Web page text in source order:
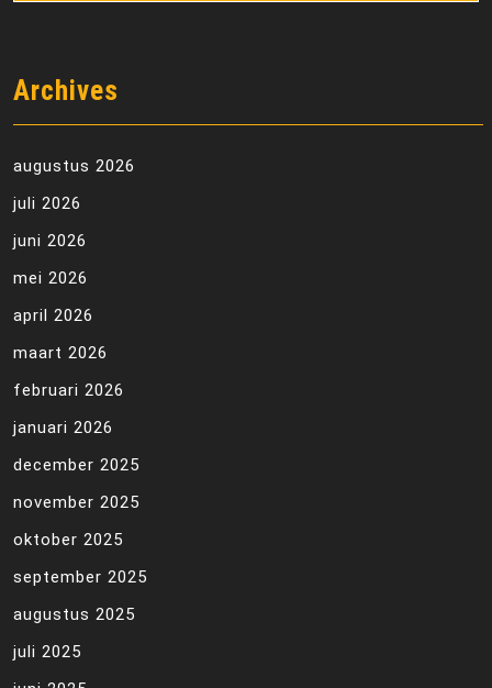
Archives
augustus 2026
juli 2026
juni 2026
mei 2026
april 2026
maart 2026
februari 2026
januari 2026
december 2025
november 2025
oktober 2025
september 2025
augustus 2025
juli 2025